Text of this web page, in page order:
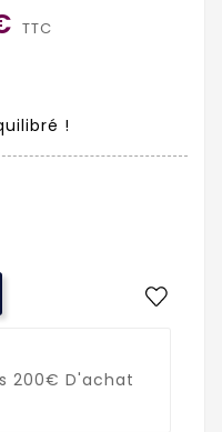
TTC
!
200€ D'achat